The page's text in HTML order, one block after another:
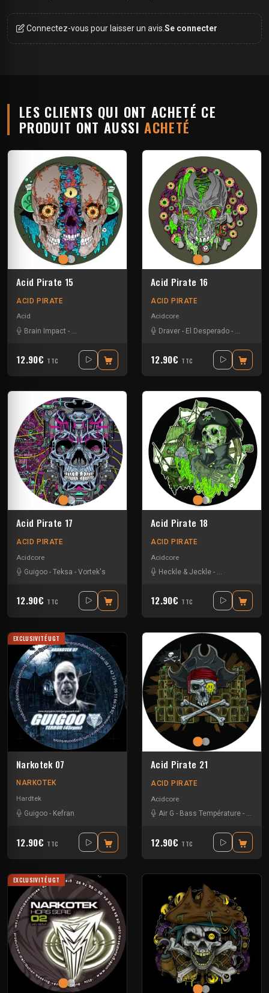
Connectez-vous pour laisser un avis. Se connecter
LES CLIENTS QUI ONT ACHETÉ CE
PRODUIT ONT AUSSIACHETÉ
Acid Pirate 15
ACID PIRATE
Acid
Brain Impact - El Desperado Vortek's
12.90€ TTC
Acid Pirate 16
ACID PIRATE
Acidcore
Draver - El Desperado - Vortek's
12.90€ TTC
Acid Pirate 17
ACID PIRATE
Acidcore
Guigoo - Teksa - Vortek's
12.90€ TTC
Acid Pirate 18
ACID PIRATE
Acidcore
Heckle & Jeckle - Pitch Mad Attak
12.90€ TTC
EXCLUSIVITÉ UGT
Narkotek 07
NARKOTEK
Hardtek
Guigoo - Kefran
12.90€ TTC
Acid Pirate 21
ACID PIRATE
Acidcore
Air G - Bass Température -
12.90€ TTC
EXCLUSIVITÉ UGT